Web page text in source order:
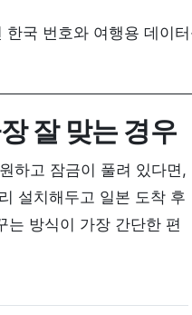
한국 번호와 여행용 데이
잘 맞는 경우
하고 잠금이 풀려 있다면,
설치해두고 일본 도착 후
는 방식이 가장 간단한 편